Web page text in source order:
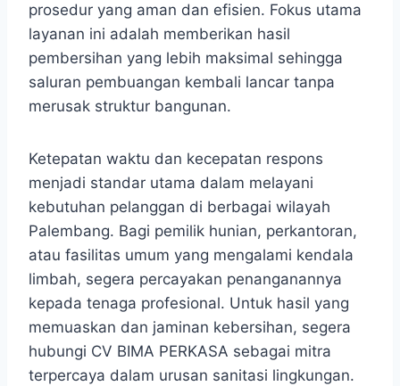
prosedur yang aman dan efisien. Fokus utama
layanan ini adalah memberikan hasil
pembersihan yang lebih maksimal sehingga
saluran pembuangan kembali lancar tanpa
merusak struktur bangunan.
Ketepatan waktu dan kecepatan respons
menjadi standar utama dalam melayani
kebutuhan pelanggan di berbagai wilayah
Palembang. Bagi pemilik hunian, perkantoran,
atau fasilitas umum yang mengalami kendala
limbah, segera percayakan penanganannya
kepada tenaga profesional. Untuk hasil yang
memuaskan dan jaminan kebersihan, segera
hubungi CV BIMA PERKASA sebagai mitra
terpercaya dalam urusan sanitasi lingkungan.